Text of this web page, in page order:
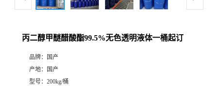
丙二醇甲醚醋酸酯99.5%无色透明液体一桶起订
品牌：
国产
产地：
国产
型号： 200kg/桶